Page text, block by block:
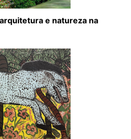
e natureza na